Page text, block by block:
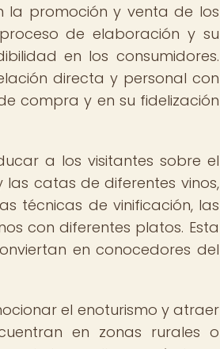
la promoción y venta de los
de elaboración y su
en los consumidores.
directa y personal con
compra y en su fidelización
a los visitantes sobre el
las catas de diferentes vinos,
técnicas de vinificación, las
con diferentes platos. Esta
en conocedores del
el enoturismo y atraer
en zonas rurales o